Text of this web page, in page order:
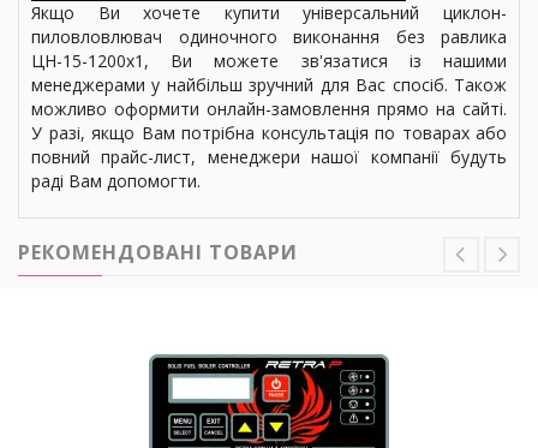
Якщо Ви хочете купити універсальний циклон-
пиловловлювач одиночного виконання без равлика
ЦН-15-1200х1, Ви можете зв'язатися із нашими
менеджерами у найбільш зручний для Вас спосіб. Також
можливо оформити онлайн-замовлення прямо на сайті.
У разі, якщо Вам потрібна консультація по товарах або
повний прайс-лист, менеджери нашої компанії будуть
раді Вам допомогти.
РЕКОМЕНДОВАНІ ТОВАРИ